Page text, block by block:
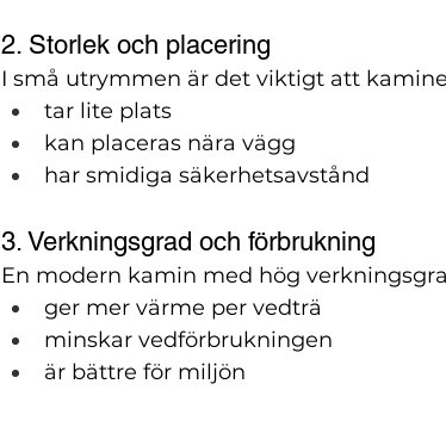
2. Storlek och placering
I små utrymmen är det viktigt att
tar lite plats
kan placeras nära vägg
har smidiga säkerhetsavstånd
3. Verkningsgrad och förbrukning
En modern kamin med hög
ger mer värme per vedträ
minskar vedförbrukningen
är bättre för miljön